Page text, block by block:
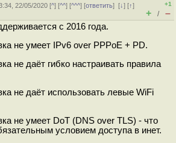
22/05/2020 [^] [^^] [^^^] [ответить][↓] [↑]
+1
+ / –
с 2016 года.
не умеет IPv6 over PPPoE + PD.
не даёт гибко настраивать правила
не даёт использовать левые WiFi
не умеет DoT (DNS over TLS) - что
условием доступа в инет.